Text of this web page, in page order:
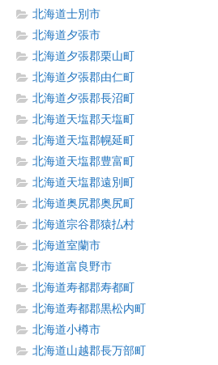
北海道士別市
北海道夕張市
北海道夕張郡栗山町
北海道夕張郡由仁町
北海道夕張郡長沼町
北海道天塩郡天塩町
北海道天塩郡幌延町
北海道天塩郡豊富町
北海道天塩郡遠別町
北海道奥尻郡奥尻町
北海道宗谷郡猿払村
北海道室蘭市
北海道富良野市
北海道寿都郡寿都町
北海道寿都郡黒松内町
北海道小樽市
北海道山越郡長万部町